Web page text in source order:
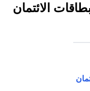
الائتمان